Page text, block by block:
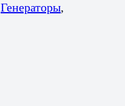
Генераторы,